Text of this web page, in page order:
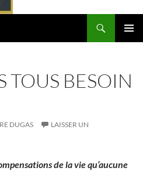
TOUS BESOIN
DUGAS
LAISSER UN
de la vie qu’aucune